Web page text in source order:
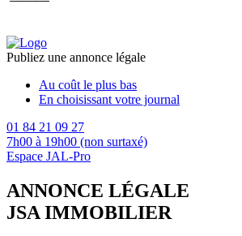
Publiez une annonce légale
Au coût le plus bas
En choisissant votre journal
01 84 21 09 27
7h00 à 19h00 (non surtaxé)
Espace JAL-Pro
ANNONCE LÉGALE
JSA IMMOBILIER